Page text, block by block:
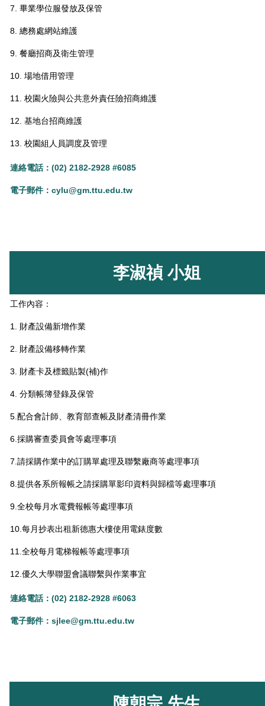
7. 畢業學位服發放及保管
8. 總務處網站維護
9. 餐廳招商及衛生管理
10. 場地借用管理
11. 校園火險與公共意外責任險招商維護
12. 基地台招商維護
13. 校園組人員調度及管理
連絡電話：(02) 2182-2928 #6085
電子郵件： cylu@gm.ttu.edu.tw
李淑禎 小姐
工作內容：
1. 財產設備新增作業
2. 財產設備移轉作業
3. 財產卡及標籤貼製(補)作
4. 分類帳簿登錄及保管
5.配合會計師、教育部查帳及財產清冊作業
6.採購審查委員會等處理事項
7.請採購作業中的訂購單處理及聯繫廠商等處理事項
8.提供各系所報帳之請採購單影印資料與歸檔等處理事項
9.全校每月水電費報帳等處理事項
10.每月抄表出租新德惠大樓使用電錶度數
11.全校每月電梯報帳等處理事項
12.優久大學聯盟會議聯繫與作業事宜
連絡電話：(02) 2182-2928 #6063
電子郵件 ： sjlee@gm.ttu.edu.tw